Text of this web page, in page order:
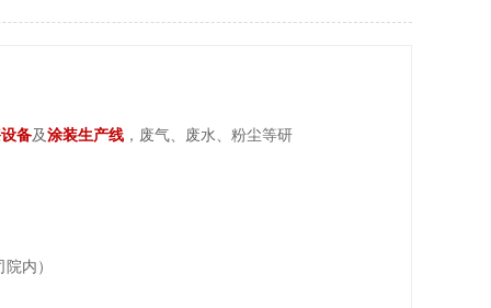
备及涂装生产线 ，废气、废水、粉尘等研
内）